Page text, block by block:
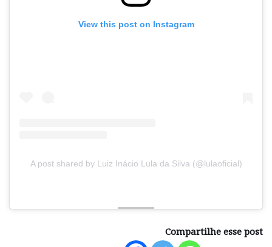
View this post on Instagram
A post shared by Luiz Inácio Lula da Silva (@lulaoficial)
Compartilhe esse post